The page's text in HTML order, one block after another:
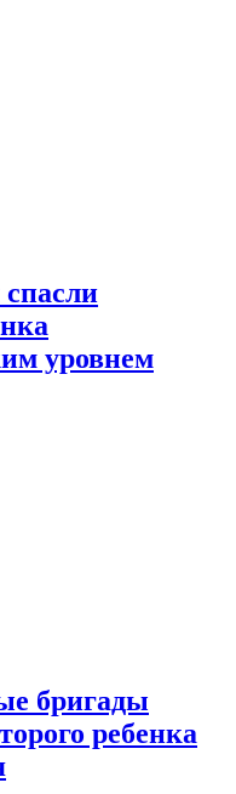
уровнем
бригады
ребенка